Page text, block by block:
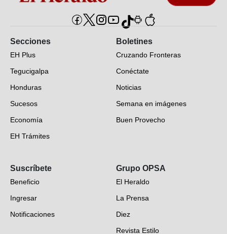
Secciones
EH Plus
Tegucigalpa
Honduras
Sucesos
Economía
EH Trámites
EH Verifica
Fotogalerías
Deportes
Videos
Boletines
Cruzando Fronteras
Conéctate
Noticias
Semana en imágenes
Buen Provecho
Suscríbete
Beneficio
Ingresar
Notificaciones
Grupo OPSA
El Heraldo
La Prensa
Diez
Revista Estilo